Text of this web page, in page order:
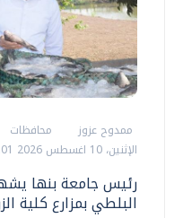
ممدوح عزوز
محافظات
الإثنين، 10 اغسطس 2026 04:01 م
رئيس جامعة بنها
البلطي بمزارع كلية